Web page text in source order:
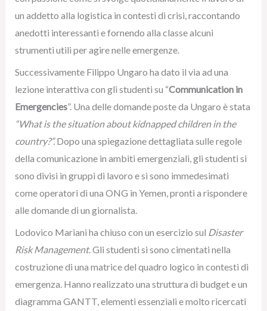
un addetto alla logistica in contesti di crisi, raccontando
anedotti interessanti e fornendo alla classe alcuni
strumenti utili per agire nelle emergenze.
Successivamente Filippo Ungaro ha dato il via ad una
lezione interattiva con gli studenti su “Communication in
Emergencies”. Una delle domande poste da Ungaro è stata
“What is the situation about kidnapped children in the
country?”.Dopo una spiegazione dettagliata sulle regole
della comunicazione in ambiti emergenziali, gli studenti si
sono divisi in gruppi di lavoro e si sono immedesimati
come operatori di una ONG in Yemen, pronti a rispondere
alle domande di un giornalista.
Lodovico Mariani ha chiuso con un esercizio sul Disaster
Risk Management. Gli studenti si sono cimentati nella
costruzione di una matrice del quadro logico in contesti di
emergenza. Hanno realizzato una struttura di budget e un
diagramma GANTT, elementi essenziali e molto ricercati